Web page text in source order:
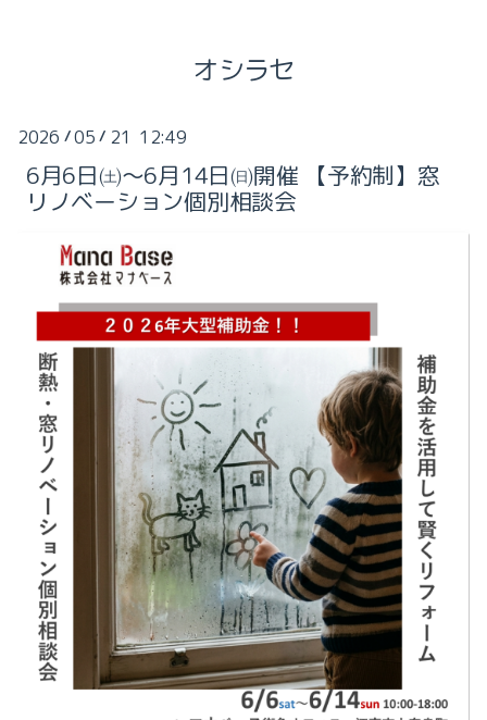
2024-09（1）
2025-10（1）
2025-07（2）
2025-04（1）
2025-02（1）
2025-01（1）
2024-12（1）
2024-09（1）
オシラセ
2026 /05 / 21 12:49
6月6日㈯～6月14日㈰開催 【予約制】窓
リノベーション個別相談会